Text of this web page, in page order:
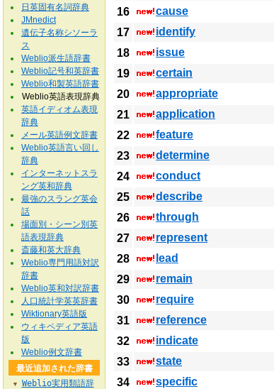
16
cause
17
identify
18
issue
19
certain
20
appropriate
21
application
22
feature
23
determine
24
conduct
25
describe
26
through
27
represent
28
lead
29
remain
30
require
31
reference
32
indicate
33
state
34
specific
日英固有名詞辞典
JMnedict
遺伝子名称シソーラ
ス
Weblio派生語辞書
Weblio記号和英辞書
Weblio和製英語辞書
Weblio英語表現辞典
英語イディオム表現
辞典
メール英語例文辞書
Weblio英語言い回し
辞典
インターネットスラ
ング英和辞典
最強のスラング英会
話
場面別・シーン別英
語表現辞典
斎藤和英大辞典
Weblio専門用語対訳
辞書
Weblio英和対訳辞書
人口統計学英英辞書
Wiktionary英語版
ウィキペディア英語
版
Weblio例文辞書
最近追加された辞書
▼
Weblio実用類語辞